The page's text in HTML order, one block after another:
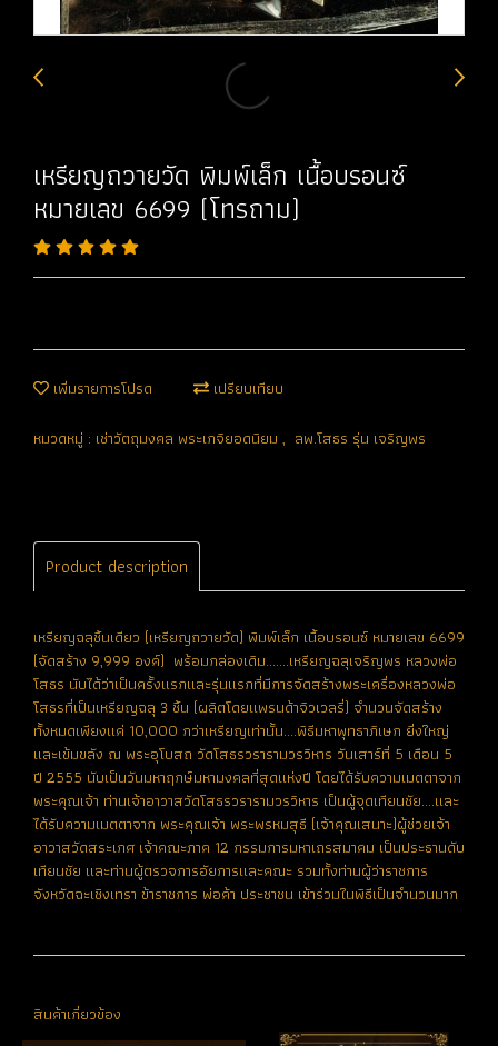
เหรียญถวายวัด พิมพ์เล็ก เนื้อบรอนซ์
หมายเลข 6699 (โทรถาม)
เพิ่มรายการโปรด เปรียบเทียบ
หมวดหมู่ : เช่าวัตถุมงคล พระเกจิยอดนิยม , ลพ.โสธร รุ่น เจริญพร
Product description
เหรียญฉลุชิ้นเดียว (เหรียญถวายวัด) พิมพ์เล็ก เนื้อบรอนซ์ หมายเลข 6699
(จัดสร้าง 9,999 องค์) พร้อมกล่องเดิม.......เหรียญฉลุเจริญพร หลวงพ่อ
โสธร นับได้ว่าเป็นครั้งแรกและรุ่นแรกที่มีการจัดสร้างพระเครื่องหลวงพ่อ
โสธรที่เป็นเหรียญฉลุ 3 ชิ้น (ผลิตโดยแพรนด้าจิวเวลรี่) จำนวนจัดสร้าง
ทั้งหมดเพียงแค่ 10,000 กว่าเหรียญเท่านั้น....พิธีมหาพุทธาภิเษก ยิ่งใหญ่
และเข้มขลัง ณ พระอุโบสถ วัดโสธรวรารามวรวิหาร วันเสาร์ที่ 5 เดือน 5
ปี 2555 นับเป็นวันมหาฤกษ์มหามงคลที่สุดแห่งปี โดยได้รับความเมตตาจาก
พระคุณเจ้า ท่านเจ้าอาวาสวัดโสธรวรารามวรวิหาร เป็นผู้จุดเทียนชัย....และ
ได้รับความเมตตาจาก พระคุณเจ้า พระพรหมสุธี (เจ้าคุณเสนาะ)ผู้ช่วยเจ้า
อาวาสวัดสระเกศ เจ้าคณะภาค 12 กรรมการมหาเถรสมาคม เป็นประธานดับ
เทียนชัย และท่านผู้ตรวจการอัยการและคณะ รวมทั้งท่านผู้ว่าราชการ
จังหวัดฉะเชิงเทรา ข้าราชการ พ่อค้า ประชาชน เข้าร่วมในพิธีเป็นจำนวนมาก
สินค้าเกี่ยวข้อง